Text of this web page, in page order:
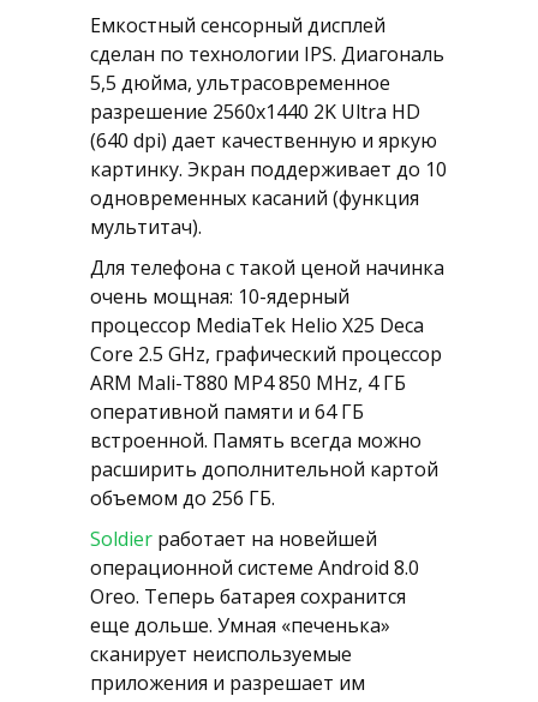
Емкостный сенсорный дисплей
сделан по технологии IPS. Диагональ
5,5 дюйма, ультрасовременное
разрешение 2560x1440 2K Ultra HD
(640 dpi) дает качественную и яркую
картинку. Экран поддерживает до 10
одновременных касаний (функция
мультитач).
Для телефона с такой ценой начинка
очень мощная: 10-ядерный
процессор MediaTek Helio X25 Deca
Core 2.5 GHz, графический процессор
ARM Mali-T880 MP4 850 MHz, 4 ГБ
оперативной памяти и 64 ГБ
встроенной. Память всегда можно
расширить дополнительной картой
объемом до 256 ГБ.
Soldier работает на новейшей
операционной системе Android 8.0
Oreo. Теперь батарея сохранится
еще дольше. Умная «печенька»
сканирует неиспользуемые
приложения и разрешает им